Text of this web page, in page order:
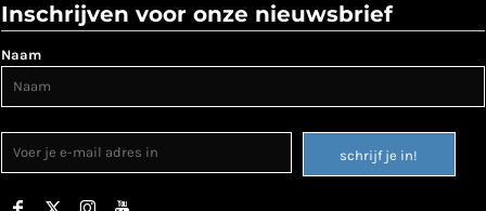
Inschrijven voor onze nieuwsbrief
Naam
schrijf je in!